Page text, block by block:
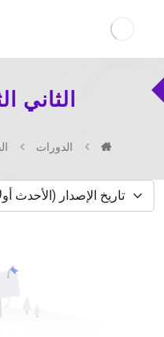
الثاني
الدورات